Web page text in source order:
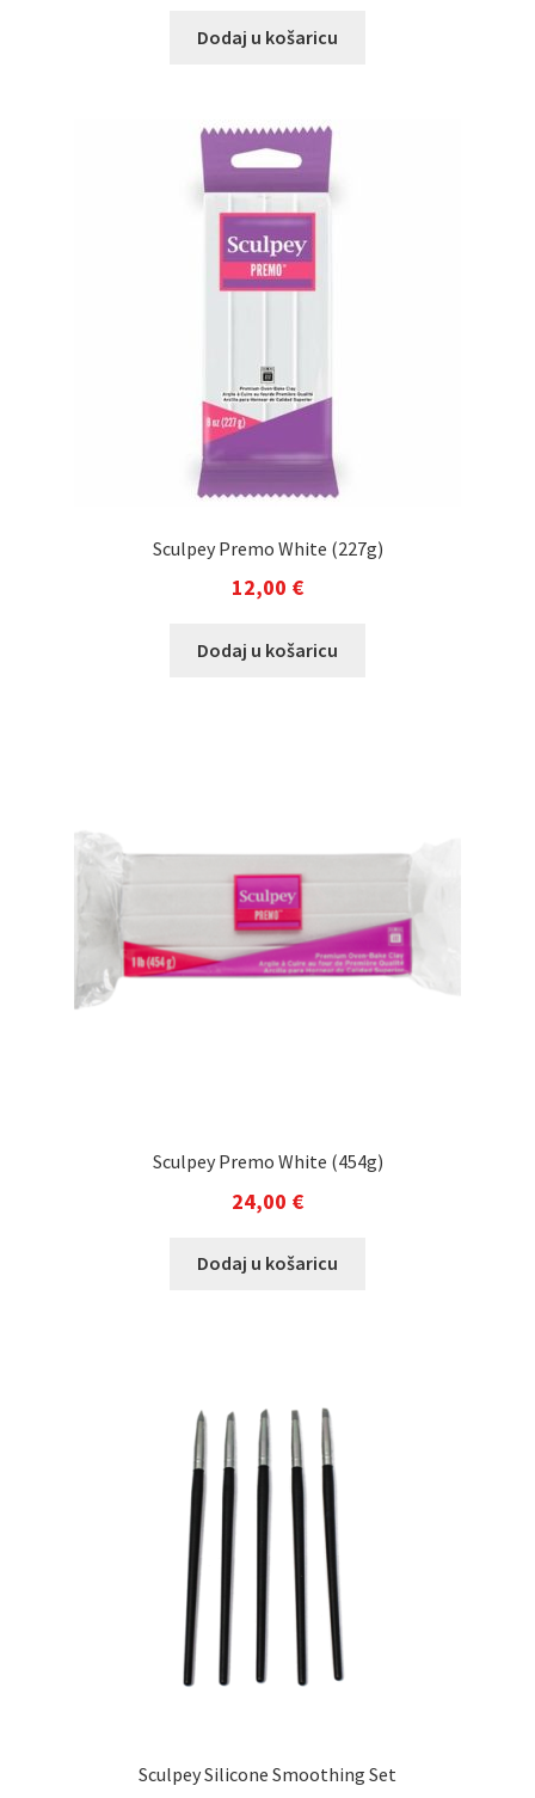
Dodaj u košaricu
Sculpey Premo White (227g)
12,00 €
Dodaj u košaricu
Sculpey Premo White (454g)
24,00 €
Dodaj u košaricu
Sculpey Silicone Smoothing Set